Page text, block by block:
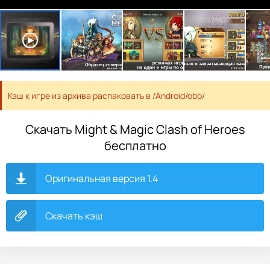
Кэш к игре из архива распаковать в /Android/obb/
Скачать Might & Magic Clash of Heroes
бесплатно
Оригинальная версия 1.4
Скачать кэш